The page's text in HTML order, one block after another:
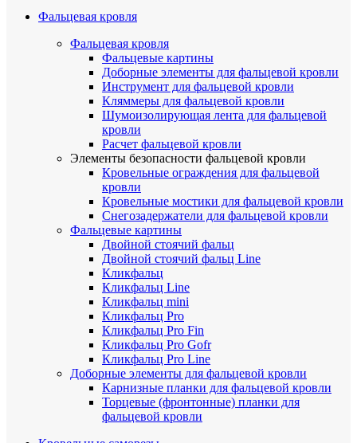
Фальцевая кровля
Фальцевая кровля
Фальцевые картины
Доборные элементы для фальцевой кровли
Инструмент для фальцевой кровли
Кляммеры для фальцевой кровли
Шумоизолирующая лента для фальцевой
кровли
Расчет фальцевой кровли
Элементы безопасности фальцевой кровли
Кровельные ограждения для фальцевой
кровли
Кровельные мостики для фальцевой кровли
Снегозадержатели для фальцевой кровли
Фальцевые картины
Двойной стоячий фальц
Двойной стоячий фальц Line
Кликфальц
Кликфальц Line
Кликфальц mini
Кликфальц Pro
Кликфальц Pro Fin
Кликфальц Pro Gofr
Кликфальц Pro Line
Доборные элементы для фальцевой кровли
Карнизные планки для фальцевой кровли
Торцевые (фронтонные) планки для
фальцевой кровли